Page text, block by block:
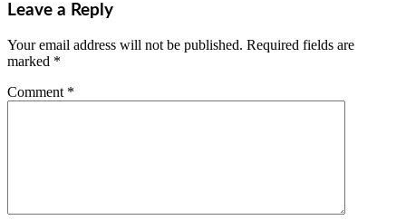
Leave a Reply
Your email address will not be published. Required fields are
marked *
Comment *